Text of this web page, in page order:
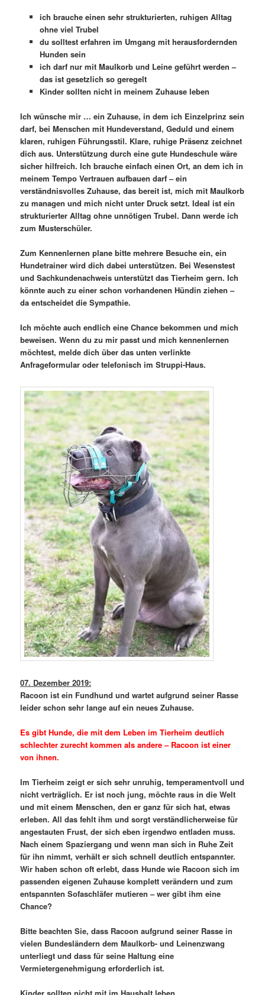
ich brauche einen sehr strukturierten, ruhigen Alltag
ohne viel Trubel
du solltest erfahren im Umgang mit herausfordernden
Hunden sein
ich darf nur mit Maulkorb und Leine geführt werden –
das ist gesetzlich so geregelt
Kinder sollten nicht in meinem Zuhause leben
Ich wünsche mir … ein Zuhause, in dem ich Einzelprinz sein
darf, bei Menschen mit Hundeverstand, Geduld und einem
klaren, ruhigen Führungsstil. Klare, ruhige Präsenz zeichnet
dich aus. Unterstützung durch eine gute Hundeschule wäre
sicher hilfreich. Ich brauche einfach einen Ort, an dem ich in
meinem Tempo Vertrauen aufbauen darf – ein
verständnisvolles Zuhause, das bereit ist, mich mit Maulkorb
zu managen und mich nicht unter Druck setzt. Ideal ist ein
strukturierter Alltag ohne unnötigen Trubel. Dann werde ich
zum Musterschüler.
Zum Kennenlernen plane bitte mehrere Besuche ein, ein
Hundetrainer wird dich dabei unterstützen. Bei Wesenstest
und Sachkundenachweis unterstützt das Tierheim gern. Ich
könnte auch zu einer schon vorhandenen Hündin ziehen –
da entscheidet die Sympathie.
Ich möchte auch endlich eine Chance bekommen und mich
beweisen. Wenn du zu mir passt und mich kennenlernen
möchtest, melde dich über das unten verlinkte
Anfrageformular oder telefonisch im Struppi-Haus.
07. Dezember 2019:
Racoon ist ein Fundhund und wartet aufgrund seiner Rasse
leider schon sehr lange auf ein neues Zuhause.
Es gibt Hunde, die mit dem Leben im Tierheim deutlich
schlechter zurecht kommen als andere – Racoon ist einer
von ihnen.
Im Tierheim zeigt er sich sehr unruhig, temperamentvoll und
nicht verträglich. Er ist noch jung, möchte raus in die Welt
und mit einem Menschen, den er ganz für sich hat, etwas
erleben. All das fehlt ihm und sorgt verständlicherweise für
angestauten Frust, der sich eben irgendwo entladen muss.
Nach einem Spaziergang und wenn man sich in Ruhe Zeit
für ihn nimmt, verhält er sich schnell deutlich entspannter.
Wir haben schon oft erlebt, dass Hunde wie Racoon sich im
passenden eigenen Zuhause komplett verändern und zum
entspannten Sofaschläfer mutieren – wer gibt ihm eine
Chance?
Bitte beachten Sie, dass Racoon aufgrund seiner Rasse in
vielen Bundesländern dem Maulkorb- und Leinenzwang
unterliegt und dass für seine Haltung eine
Vermietergenehmigung erforderlich ist.